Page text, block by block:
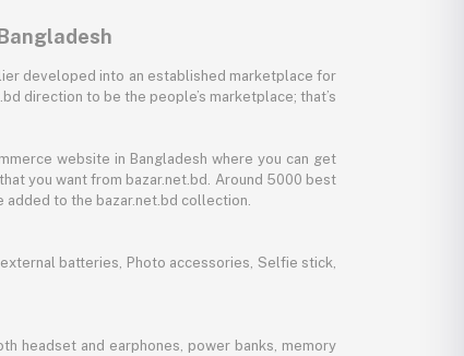
developed into an established marketplace for
direction to be the people’s marketplace; that’s
website in Bangladesh where you can get
you want from bazar.net.bd. Around 5000 best
to the bazar.net.bd collection.
batteries, Photo accessories, Selfie stick,
headset and earphones, power banks, memory